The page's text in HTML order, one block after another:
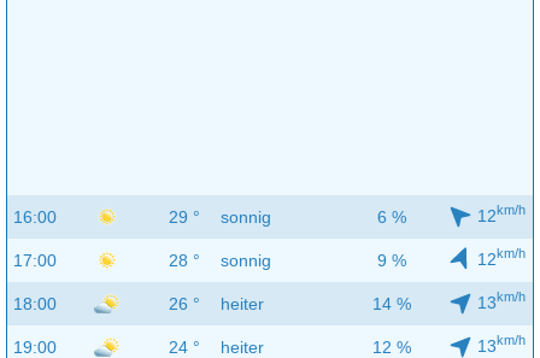
16:00 29 ° sonnig 6 % 12km/h
17:00 28 ° sonnig 9 % 12km/h
18:00 26 ° heiter 14 % 13km/h
19:00 24 ° heiter 12 % 13km/h